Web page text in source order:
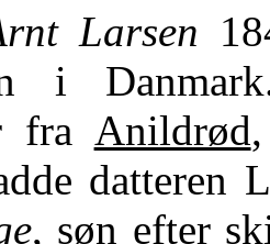
Larsen
i
fra Anildrød
datteren
, søn efter